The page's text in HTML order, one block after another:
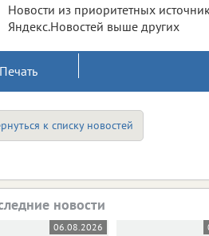
Новости из приоритетных
Яндекс.Новостей выше других
Печать
к списку новостей
новости
06.08.2026